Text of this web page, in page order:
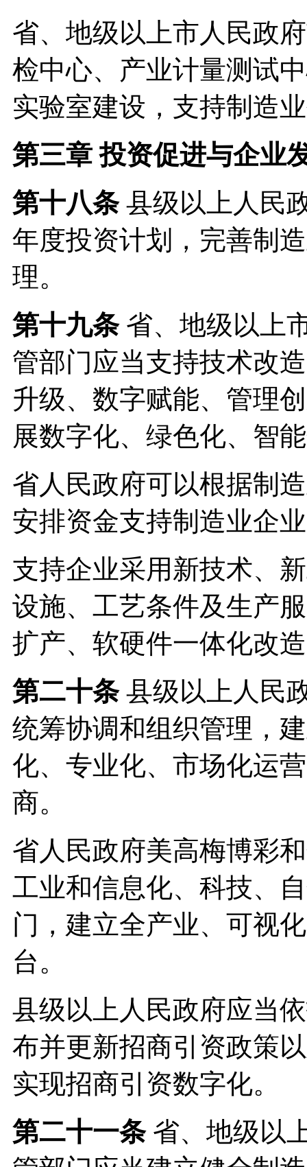
省、地级以上市人民政
检中心、产业计量测试
实验室建设，支持制造
第三章 投资促进与企业
第十八条县级以上人民
年度投资计划，完善制
理。
第十九条省、地级以上
管部门应当支持技术改
升级、数字赋能、管理
展数字化、绿色化、智
省人民政府可以根据制
安排资金支持制造业企
支持企业采用新技术、
设施、工艺条件及生产
扩产、软硬件一体化改
第二十条县级以上人民
统筹协调和组织管理，
化、专业化、市场化运
商。
省人民政府美高梅博彩
工业和信息化、科技、
门，建立全产业、可视
台。
县级以上人民政府应当
布并更新招商引资政策
实现招商引资数字化。
第二十一条省、地级以